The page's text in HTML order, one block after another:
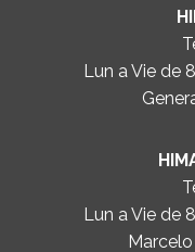
Lun a Vie de
Lun a Vie de
Marcelo